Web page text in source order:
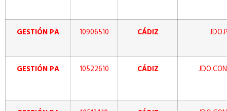
GESTIÓN PA 10906510 CÁDIZ
GESTIÓN PA 10522610 CÁDIZ